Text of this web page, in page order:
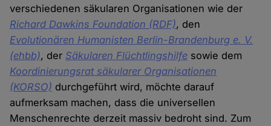
verschiedenen säkularen Organisationen wie der
Richard Dawkins Foundation (RDF), den
Evolutionären Humanisten Berlin-Brandenburg e. V.
(ehbb), der Säkularen Flüchtlingshilfe sowie dem
Koordinierungsrat säkularer Organisationen
(KORSO) durchgeführt wird, möchte darauf
aufmerksam machen, dass die universellen
Menschenrechte derzeit massiv bedroht sind. Zum